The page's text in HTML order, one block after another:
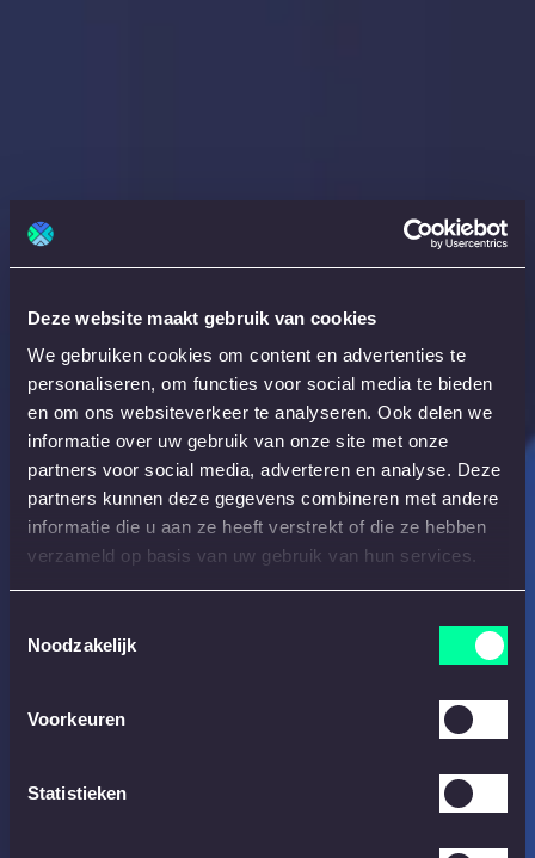
Deze website maakt gebruik van cookies
We gebruiken cookies om content en advertenties te
personaliseren, om functies voor social media te bieden
en om ons websiteverkeer te analyseren. Ook delen we
informatie over uw gebruik van onze site met onze
partners voor social media, adverteren en analyse. Deze
partners kunnen deze gegevens combineren met andere
informatie die u aan ze heeft verstrekt of die ze hebben
verzameld op basis van uw gebruik van hun services.
Noodzakelijk
Voorkeuren
Statistieken